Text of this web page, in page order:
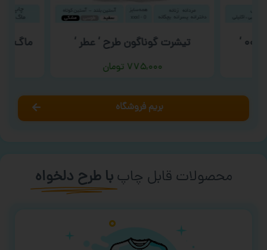
تیشرت گوناگون طرح ‘ عطر ‘
۷۷۵,۰۰۰ تومان
ماگ روز
بریم فروشگاه
محصولات قابل چاپ با طرح دلخواه